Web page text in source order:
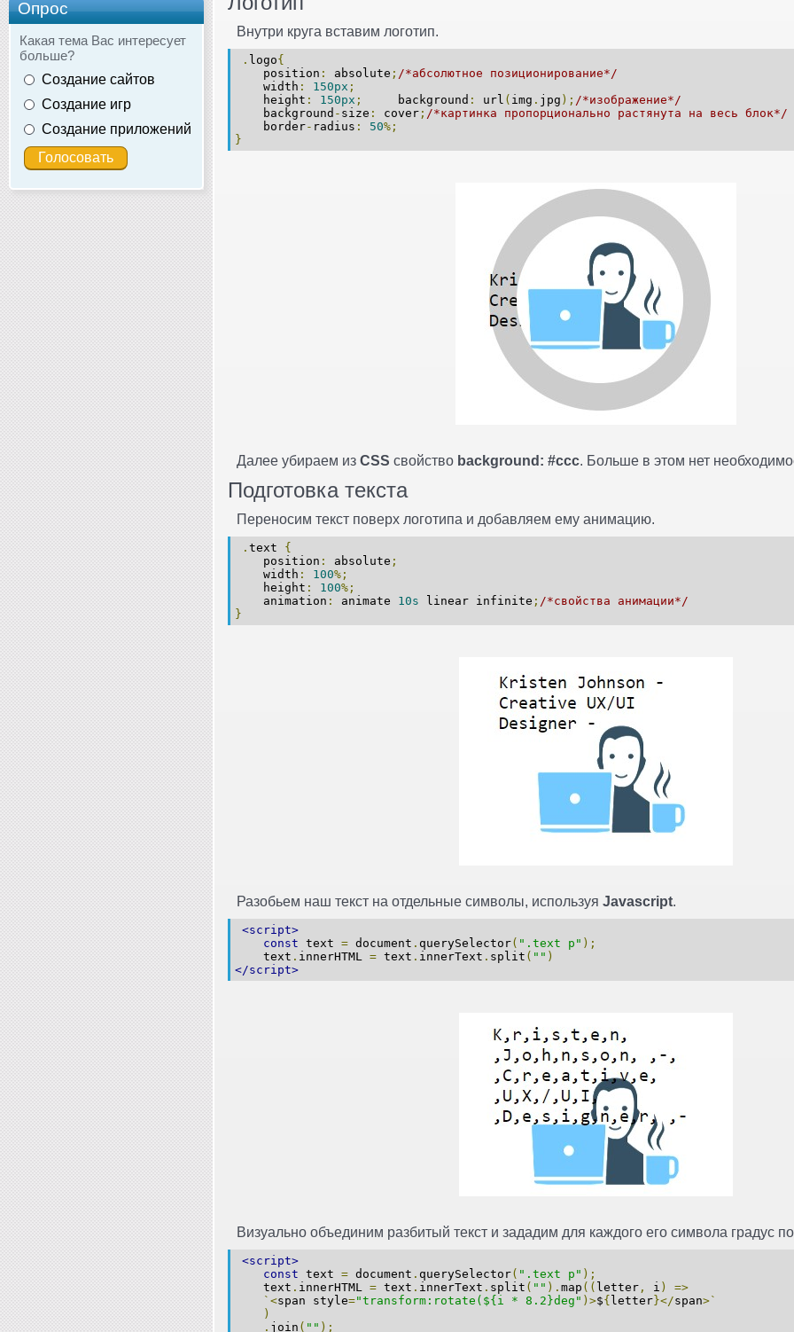
Опрос
Какая тема Вас интересует
больше?
Создание сайтов
Создание игр
Создание приложений
Внутри круга вставим логотип.
. logo{
position : absolute ; /*абсолютное позиционирование*/
width : 150px ;
height : 150px ; background : url ( img . jpg ); /*изображение*/
background - size : cover ; /*картинка пропорционально растянута на весь блок*/
border- radius : 50%;
}
Далее убираем из CSS свойство background: #ccc. Больше в этом нет
Подготовка текста
Переносим текст поверх логотипа и добавляем ему анимацию.
. text {
position : absolute ;
width : 100%;
height : 100%;
animation : animate 10s linear infinite ; /*свойства анимации*/
}
Разобьем наш текст на отдельные символы, используя Javascript.
<script>
const text = document . querySelector( ".text p" );
text . innerHTML = text . innerText . split ( "" )
</script>
Визуально объединим разбитый текст и зададим для каждого его символа градус
<script>
const text = document . querySelector( ".text p" );
text . innerHTML = text . innerText . split ( "" ). map (( letter , i )
=>
`<span style="transform:rotate(${i * 8.2}deg" )>${letter}</span>`
)
. join ( "" );